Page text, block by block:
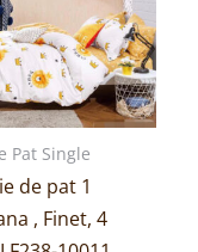
Pat Single
de pat 1
, Finet, 4